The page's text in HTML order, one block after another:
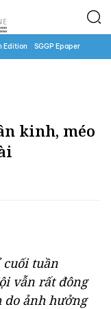
Edition SGGP Epaper
kinh, méo
cuối tuần
vẫn rất đông
ảnh hưởng